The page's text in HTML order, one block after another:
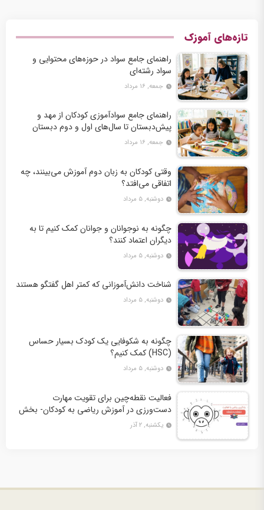
تازه‌های آموزک
راهنمای جامع سواد در حوزه‌های محتوایی و
سواد رشته‌ای
جمعه, ۱۶ مرداد
راهنمای جامع سوادآموزی کودکان از مهد و
پیش‌دبستان تا سال‌های اول و دوم دبستان
جمعه, ۱۶ مرداد
وقتی کودکان به زبان دوم آموزش می‌بینند، چه
اتفاقی می‌افتد؟
دوشنبه, ۵ مرداد
چگونه به نوجوانان و جوانان کمک کنیم تا به
دیگران اعتماد کنند؟
دوشنبه, ۵ مرداد
شناخت دانش‌آموزانی که کمتر اهل گفتگو هستند
دوشنبه, ۵ مرداد
چگونه به شکوفایی یک کودک بسیار حساس
(HSC) کمک کنیم؟
دوشنبه, ۵ مرداد
فعالیت نقطه‌چین برای تقویت مهارت
دست‌ورزی در آموزش ریاضی به کودکان- بخش
دوم + 10 کاربرگ فعالیت
یکشنبه, ۲ آذر